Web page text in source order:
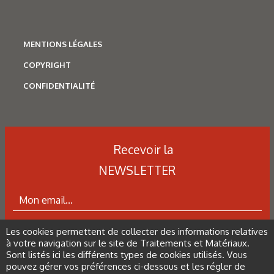
FIGURE 11 : Influence du procédé de parachèvement sur la
de polissage chimique (a) et des paramètres « machine »
FIGURE 13 : Zones d’analyse définies pour réaliser les
MENTIONS LÉGALES
COPYRIGHT
CONFIDENTIALITÉ
Recevoir la
NEWSLETTER
ABONNEZ-VOUS À LA NEWSLETTER
Les cookies permettent de collecter des informations relatives
à votre navigation sur le site de Traitements et Matériaux.
Sont listés ici les différents types de cookies utilisés. Vous
pouvez gérer vos préférences ci-dessous et les régler de